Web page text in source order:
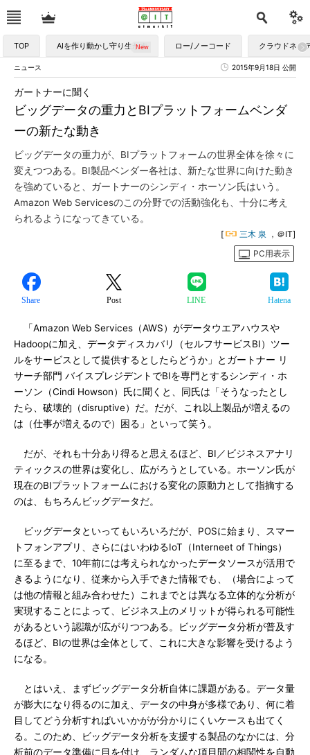
TOP AIを作り動かし守り生かす ロー/ノーコード クラウドネイ
ニュース 2015年9月18日 公開
ビッグデータの重力とBIプラットフォームベンダ
ーの新たな動き
ガートナーに聞く
ビッグデータの重力が、BIプラットフォームの世界全体を徐々に
変えつつある。BI製品ベンダー各社は、新たな世界に向けた動き
を強めていると、ガートナーのシンディ・ホーソン氏はいう。
Amazon Web Servicesのこの分野での活動強化も、十分に考え
られるようになってきている。
[ 三木 泉 ，＠IT]
PC用表示
Share Post LINE Hatena
「Amazon Web Services（AWS）がデータウエアハウスや
Hadoopに加え、データディスカバリ（セルフサービスBI）ツー
ルをサービスとして提供するとしたらどうか」とガートナー リ
サーチ部門 バイスプレジデントでBIを専門とするシンディ・ホ
ーソン（Cindi Howson）氏に聞くと、同氏は「そうなったとし
たら、破壊的（disruptive）だ。だが、これ以上製品が増えるの
は（仕事が増えるので）困る」といって笑う。
だが、それも十分あり得ると思えるほど、BI／ビジネスアナリ
ティックスの世界は変化し、広がろうとしている。ホーソン氏が
現在のBIプラットフォームにおける変化の原動力として指摘する
のは、もちろんビッグデータだ。
ビッグデータといってもいろいろだが、POSに始まり、スマー
トフォンアプリ、さらにはいわゆるIoT（Interneet of Things）
に至るまで、10年前には考えられなかったデータソースが活用で
きるようになり、従来から入手できた情報でも、（場合によって
は他の情報と組み合わせた）これまでとは異なる立体的な分析が
実現することによって、ビジネス上のメリットが得られる可能性
があるという認識が広がりつつある。ビッグデータ分析が普及す
るほど、BIの世界は全体として、これに大きな影響を受けるよう
になる。
とはいえ、まずビッグデータ分析自体に課題がある。データ量
が膨大になり得るのに加え、データの中身が多様であり、何に着
目してどう分析すればいいかがが分かりにくいケースも出てく
る。このため、ビッグデータ分析を支援する製品のなかには、分
析前のデータ準備に目を付け、ランダムな項目間の相関性を自動